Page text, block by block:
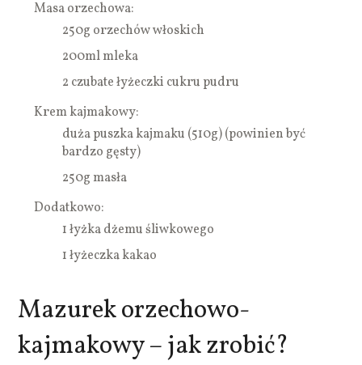
Masa orzechowa:
250g orzechów włoskich
200ml mleka
2 czubate łyżeczki cukru pudru
Krem kajmakowy:
duża puszka kajmaku (510g) (powinien być
bardzo gęsty)
250g masła
Dodatkowo:
1 łyżka dżemu śliwkowego
1 łyżeczka kakao
Mazurek orzechowo-
kajmakowy – jak zrobić?